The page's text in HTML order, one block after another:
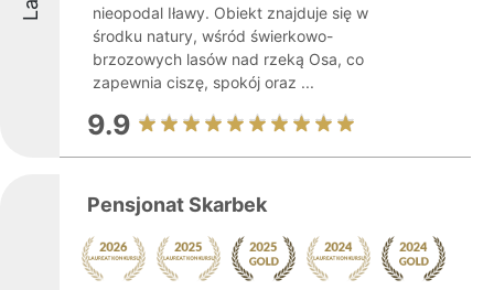
nieopodal Iławy. Obiekt znajduje się w
środku natury, wśród świerkowo-
brzozowych lasów nad rzeką Osa, co
zapewnia ciszę, spokój oraz ...
9.9
Pensjonat Skarbek